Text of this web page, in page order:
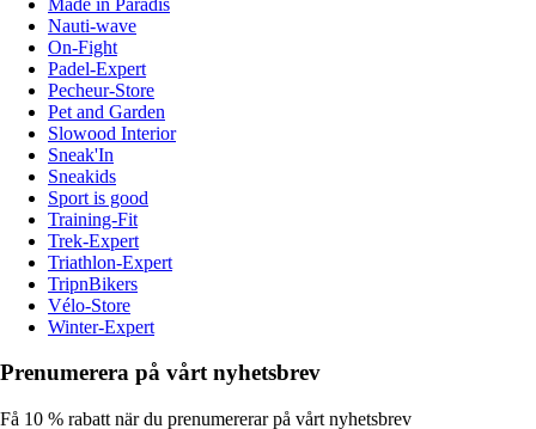
Nauti-wave
On-Fight
Padel-Expert
Pecheur-Store
Pet and Garden
Slowood Interior
Sneak'In
Sneakids
Sport is good
Training-Fit
Trek-Expert
Triathlon-Expert
TripnBikers
Vélo-Store
Winter-Expert
Prenumerera på vårt nyhetsbrev
Få 10 % rabatt när du prenumererar på vårt nyhetsbrev